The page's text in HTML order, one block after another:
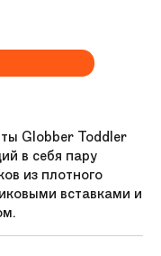
Globber Toddler
в себя пару
из плотного
вставками и